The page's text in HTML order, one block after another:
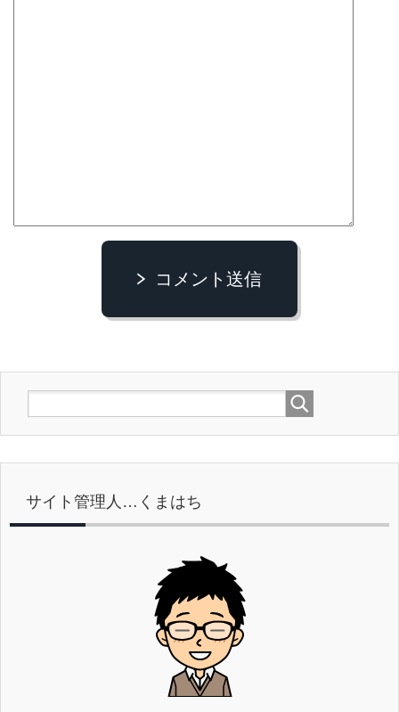
コメント送信
サイト管理人…くまはち